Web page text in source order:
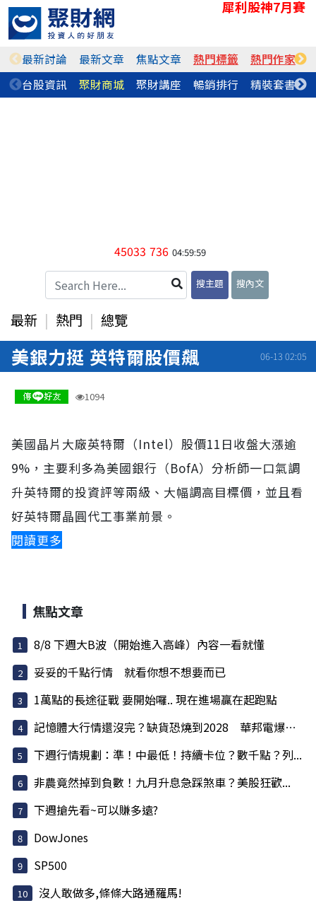
犀利股神7月賽
最新討論 最新文章 焦點文章 熱門標籤 熱門作家
台股資訊
聚財商城 聚財講座 暢銷排行 精裝套書
45033 736 04:59:59
搜主題 搜內文
最新 熱門 總覽
美銀力挺 英特爾股價飆 06-13 02:05
1094
美國晶片大廠英特爾（Intel）股價11日收盤大漲逾
9%，主要利多為美國銀行（BofA）分析師一口氣調
升英特爾的投資評等兩級、大幅調高目標價，並且看
好英特爾晶圓代工事業前景。
閱讀更多
焦點文章
8/8 下週大B波（開始進入高峰）內容一看就懂
妥妥的千點行情 就看你想不想要而已
1萬點的長途征戰 要開始囉.. 現在進場贏在起跑點
記憶體大行情還沒完？缺貨恐燒到2028 華邦電爆量...
下週行情規劃：準！中最低！持續卡位？數千點？列...
非農竟然掉到負數！九月升息急踩煞車？美股狂歡...
下週搶先看~可以賺多遠?
DowJones
SP500
沒人敢做多,條條大路通羅馬!